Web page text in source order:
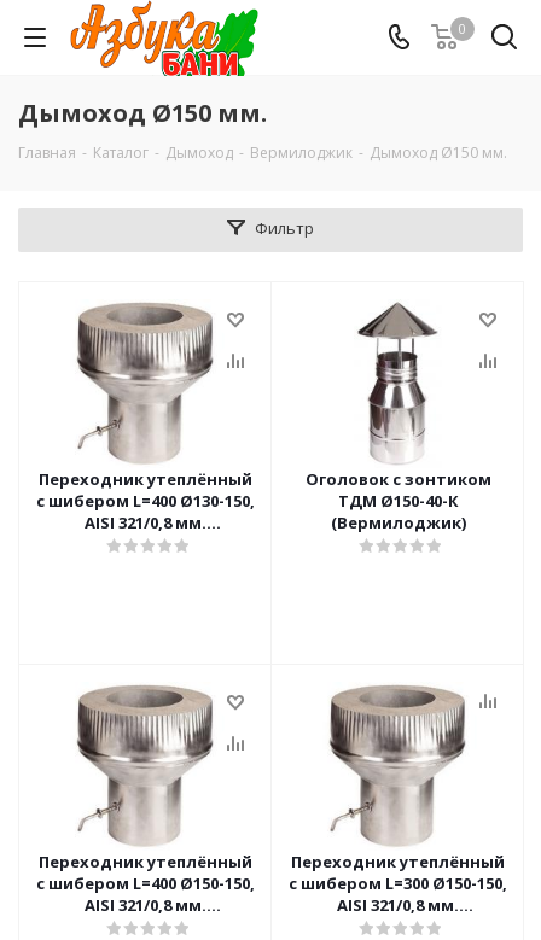
0
Дымоход Ø150 мм.
Главная - Каталог - Дымоход - Вермилоджик - Дымоход Ø150 мм.
Фильтр
Переходник утеплённый
с шибером L=400 Ø130-150,
AISI 321/0,8 мм.
(Вермилоджик)
Оголовок с зонтиком
ТДМ Ø150-40-К
(Вермилоджик)
Переходник утеплённый
с шибером L=400 Ø150-150,
AISI 321/0,8 мм.
(Вермилоджик)
Переходник утеплённый
с шибером L=300 Ø150-150,
AISI 321/0,8 мм.
(Вермилоджик)